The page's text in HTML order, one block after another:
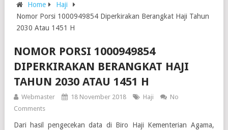
Home
Haji
Nomor Porsi 1000949854 Diperkirakan Berangkat Haji Tahun
2030 Atau 1451 H
NOMOR PORSI 1000949854
DIPERKIRAKAN BERANGKAT HAJI
TAHUN 2030 ATAU 1451 H
Webmaster 18 November 2018 Haji
No
Comments
Dari hasil pengecekan data di Biro Haji Kementerian Agama,